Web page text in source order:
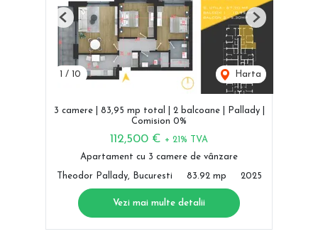
1 / 10 Harta
Previous Next
3 camere | 83,95 mp total | 2 balcoane | Pallady |
Comision 0%
112,500 € + 21% TVA
Apartament cu 3 camere de vânzare
Theodor Pallady, Bucuresti 83.92 mp 2025
Vezi mai multe detalii